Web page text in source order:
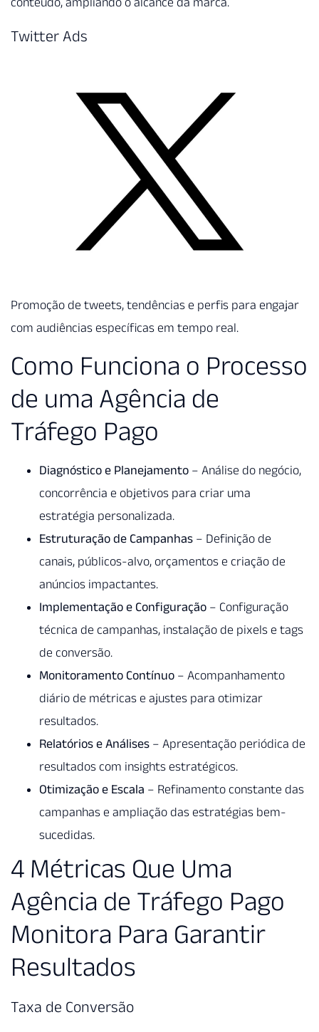
Twitter Ads
Promoção de tweets, tendências e perfis para engajar
com audiências específicas em tempo real.
Como Funciona o Processo
de uma Agência de
Tráfego Pago
Diagnóstico e Planejamento – Análise do negócio,
concorrência e objetivos para criar uma
estratégia personalizada.
Estruturação de Campanhas – Definição de
canais, públicos-alvo, orçamentos e criação de
anúncios impactantes.
Implementação e Configuração – Configuração
técnica de campanhas, instalação de pixels e tags
de conversão.
Monitoramento Contínuo – Acompanhamento
diário de métricas e ajustes para otimizar
resultados.
Relatórios e Análises – Apresentação periódica de
resultados com insights estratégicos.
Otimização e Escala – Refinamento constante das
campanhas e ampliação das estratégias bem-
sucedidas.
4 Métricas Que Uma
Agência de Tráfego Pago
Monitora Para Garantir
Resultados
Taxa de Conversão